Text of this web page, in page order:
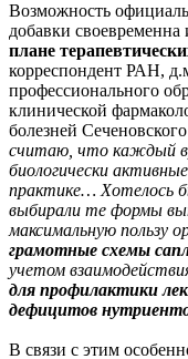
Возможность
добавки своевременна
плане
корреспондент РАН,
профессионального
клинической
болезней
считаю, что каждый
биологически
практике… Хотелось
выбирали те формы
максимальную пользу
грамотные схемы
учетом
для профилактики
дефицитов
В связи с этим